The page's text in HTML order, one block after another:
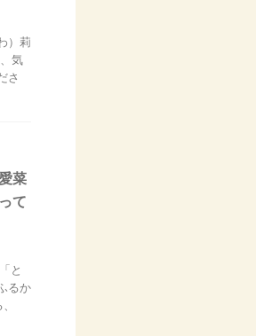
）莉
気
さ
菜
て
と
るか